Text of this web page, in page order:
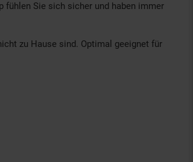
fühlen Sie sich sicher und haben immer
zu Hause sind. Optimal geeignet für